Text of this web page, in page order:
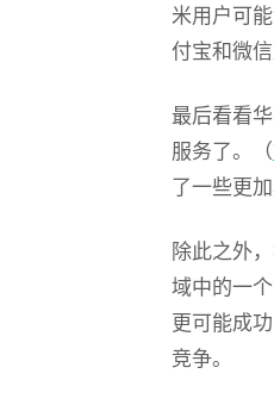
米用户可
付宝和微信
最后看看
服务了。（
了一些更
除此之外
域中的一
更可能成
竞争。